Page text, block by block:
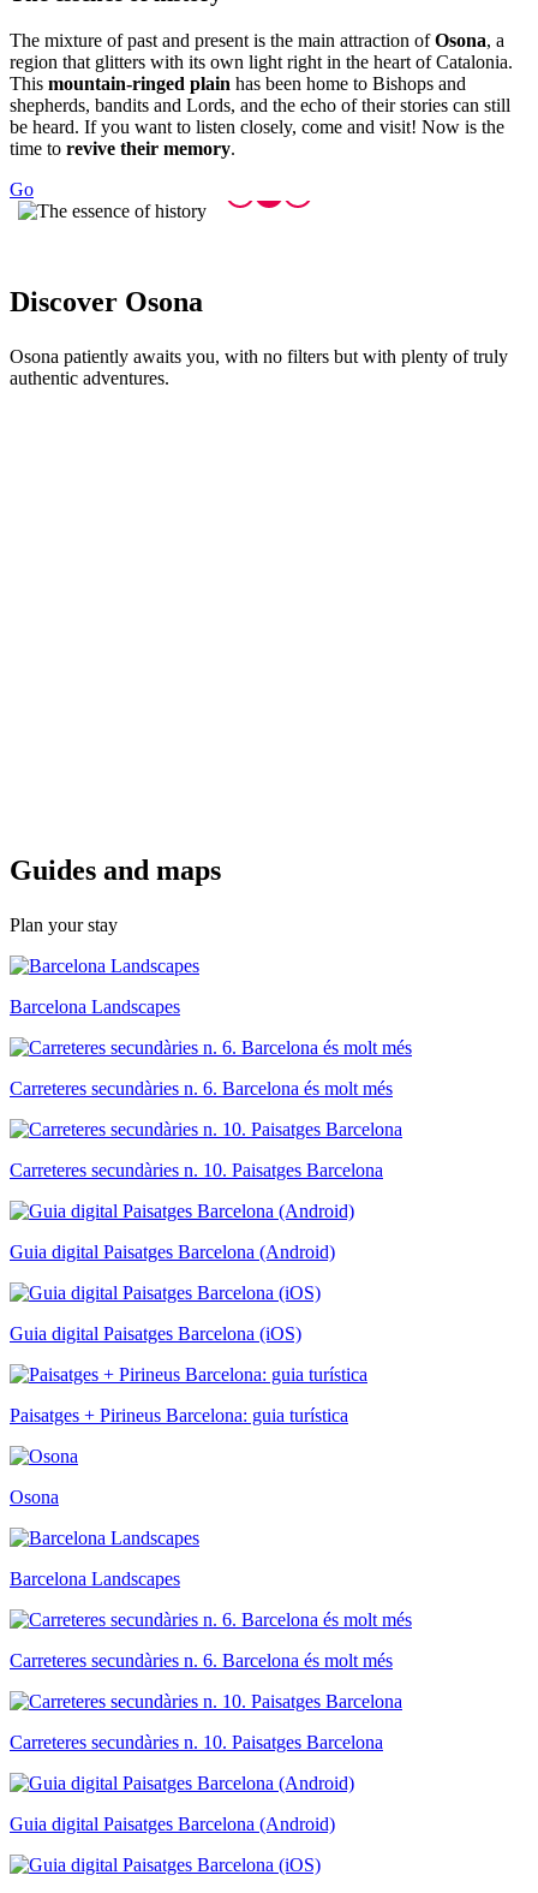
The mixture of past and present is the main attraction ofOsona, a
region that glitters with its own light right in the heart of Catalonia.
This mountain-ringed plain has been home to Bishops and
shepherds, bandits and Lords, and the echo of their stories can still
be heard. If you want to listen closely, come and visit! Now is the
time to revive their memory.
Go
Discover Osona
Osona patiently awaits you, with no filters but with plenty of truly
authentic adventures.
Guides and maps
Plan your stay
Barcelona Landscapes
Carreteres secundàries n. 6. Barcelona és molt més
Carreteres secundàries n. 10. Paisatges Barcelona
Guia digital Paisatges Barcelona (Android)
Guia digital Paisatges Barcelona (iOS)
Paisatges + Pirineus Barcelona: guia turística
Osona
Barcelona Landscapes
Carreteres secundàries n. 6. Barcelona és molt més
Carreteres secundàries n. 10. Paisatges Barcelona
Guia digital Paisatges Barcelona (Android)